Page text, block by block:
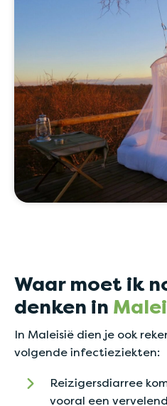
Waar moet ik
denken in
In Maleisië dien je ook
volgende infectieziekten:
Reizigersdiarree
vooral een